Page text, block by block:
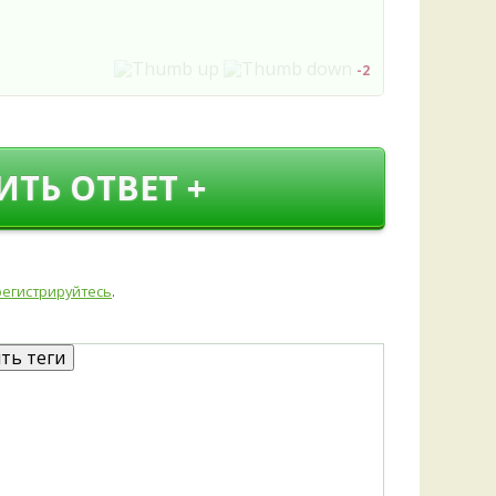
-2
ОТВЕТ +
.